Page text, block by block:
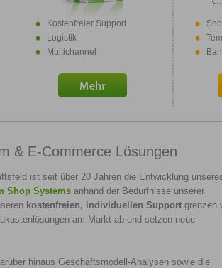
Kostenfreier Support
Logistik
Multichannel
& E-Commerce Lösungen
ist seit über 20 Jahren die Entwicklung
Shop Systems anhand der Bedürfnisse unserer
kostenfreien, individuellen Support grenzen
am Markt ab und setzen neue
hinaus Geschäftsmodell-Analysen sowie die